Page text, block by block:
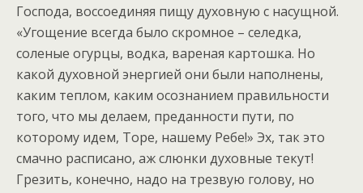
Господа, воссоединяя пищу духовную с насущной.
«Угощение всегда было скромное – селедка,
соленые огурцы, водка, вареная картошка. Но
какой духовной энергией они были наполнены,
каким теплом, каким осознанием правильности
того, что мы делаем, преданности пути, по
которому идем, Торе, нашему Ребе!» Эх, так это
смачно расписано, аж слюнки духовные текут!
Грезить, конечно, надо на трезвую голову, но